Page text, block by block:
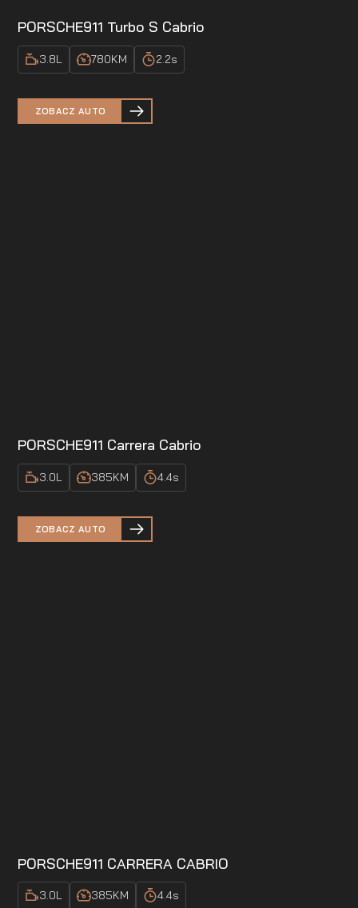
PORSCHE911 Turbo S Cabrio
3.8L 780KM 2.2s
ZOBACZ AUTO
PORSCHE911 Carrera Cabrio
3.0L 385KM 4.4s
ZOBACZ AUTO
PORSCHE911 CARRERA CABRIO
3.0L 385KM 4.4s